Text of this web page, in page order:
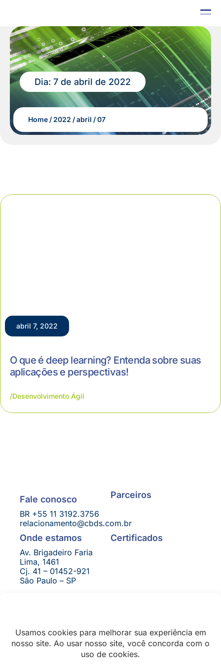
Dia: 7 de abril de 2022
Home 2022 abril 07
abril 7, 2022
O que é deep learning? Entenda sobre suas
aplicações e perspectivas!
Desenvolvimento Ágil
Fale conosco
BR +55 11 3192.3756
relacionamento@cbds.com.br
Onde estamos
Av. Brigadeiro Faria
Lima, 1461
Cj. 41 – 01452-921
São Paulo – SP
Parceiros
Certificados